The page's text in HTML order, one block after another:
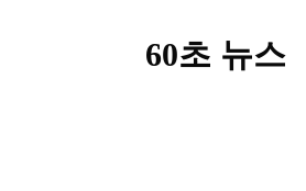
60초 뉴스